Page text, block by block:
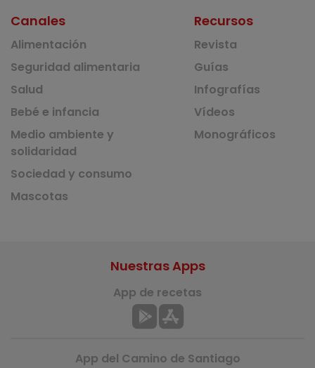
Canales
Alimentación
Seguridad alimentaria
Salud
Bebé e infancia
Medio ambiente y
solidaridad
Sociedad y consumo
Mascotas
Recursos
Revista
Guías
Infografías
Vídeos
Monográficos
Nuestras Apps
App de recetas
App del Camino de Santiago